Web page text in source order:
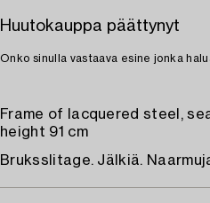
Huutokauppa päättynyt
Onko sinulla vastaava esine jonka
Frame of lacquered steel,
height 91 cm
Bruksslitage. Jälkiä.